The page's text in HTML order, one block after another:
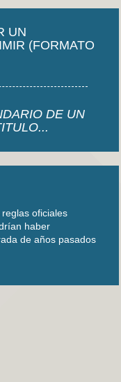
UN
(FORMATO
DE UN
oficiales
haber
de años pasados